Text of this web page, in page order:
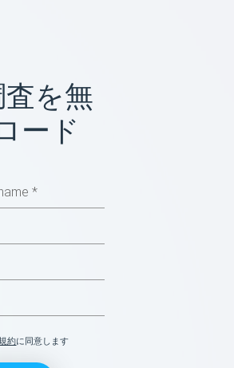
を無
ード
約に同意します